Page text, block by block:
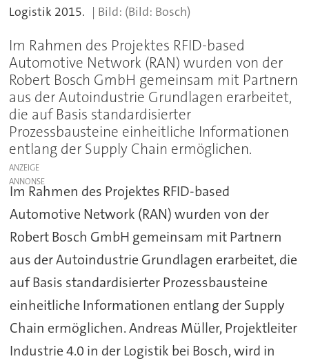
Logistik 2015.
(Bild: Bosch)
Im Rahmen des Projektes RFID-based
Automotive Network (RAN) wurden von der
Robert Bosch GmbH gemeinsam mit Partnern
aus der Autoindustrie Grundlagen erarbeitet,
die auf Basis standardisierter
Prozessbausteine einheitliche Informationen
entlang der Supply Chain ermöglichen.
ANZEIGE
Im Rahmen des Projektes RFID-based
Automotive Network (RAN) wurden von der
Robert Bosch GmbH gemeinsam mit Partnern
aus der Autoindustrie Grundlagen erarbeitet, die
auf Basis standardisierter Prozessbausteine
einheitliche Informationen entlang der Supply
Chain ermöglichen. Andreas Müller, Projektleiter
Industrie 4.0 in der Logistik bei Bosch, wird in